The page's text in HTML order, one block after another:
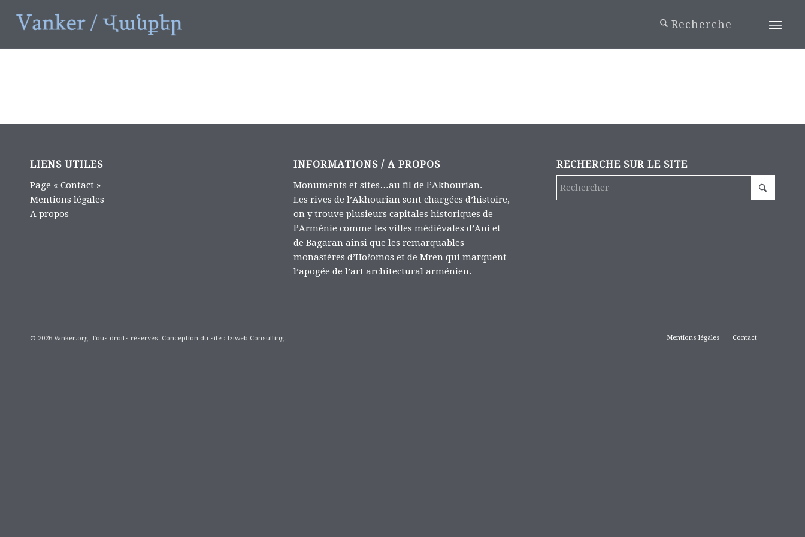
LIENS UTILES
Page « Contact »
Mentions légales
A propos
INFORMATIONS / A PROPOS
Monuments et sites…au fil de l’Akhourian.
Les rives de l’Akhourian sont chargées d’histoire,
on y trouve plusieurs capitales historiques de
l’Arménie comme les villes médiévales d’Ani et
de Bagaran ainsi que les remarquables
monastères d’Hoṙomos et de Mren qui marquent
l’apogée de l’art architectural arménien.
RECHERCHE SUR LE SITE
© 2026 Vanker.org. Tous droits réservés. Conception du site : Iziweb Consulting. Mentions légales Contact